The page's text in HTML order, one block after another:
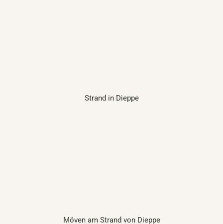
Strand in Dieppe
Möven am Strand von Dieppe